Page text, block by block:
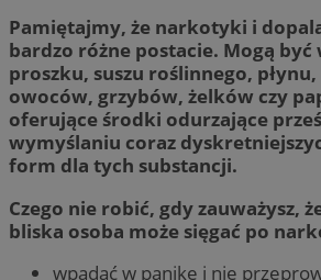
Pamiętajmy, że narkotyki i
bardzo różne postacie. Mogą
proszku, suszu roślinnego,
owoców, grzybów, żelków czy
oferujące środki odurzające
wymyślaniu coraz
form dla tych substancji.
Czego nie robić, gdy zauważysz,
bliska osoba może sięgać po
wpadać w panikę i nie